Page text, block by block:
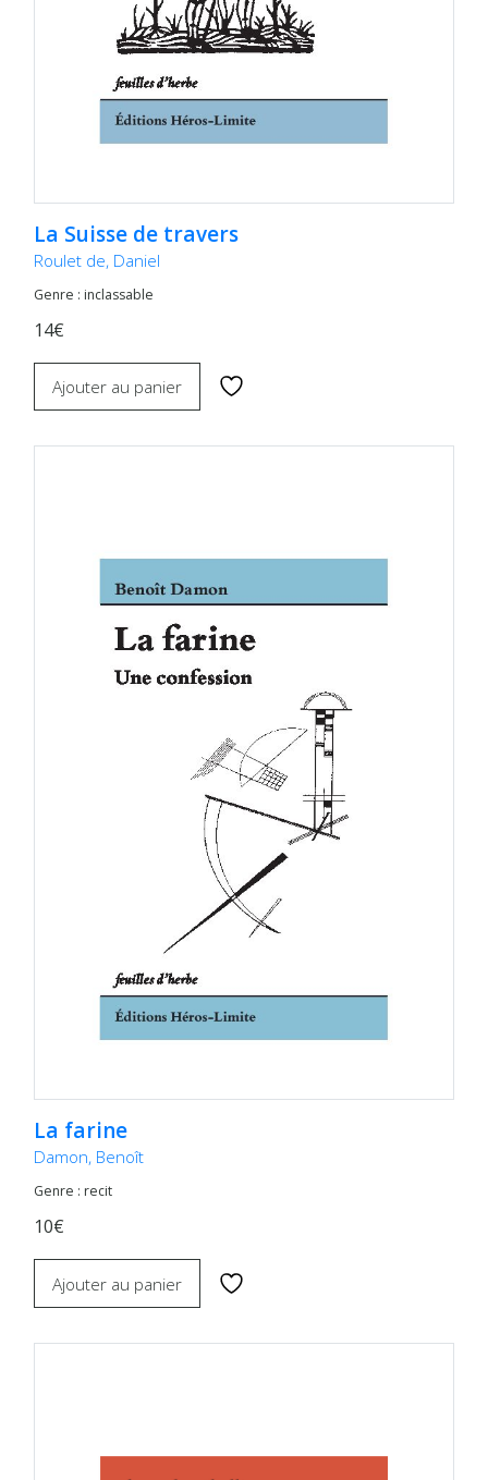
La Suisse de travers
Roulet de, Daniel
Genre : inclassable
14€
Ajouter au panier
La farine
Damon, Benoît
Genre : recit
10€
Ajouter au panier